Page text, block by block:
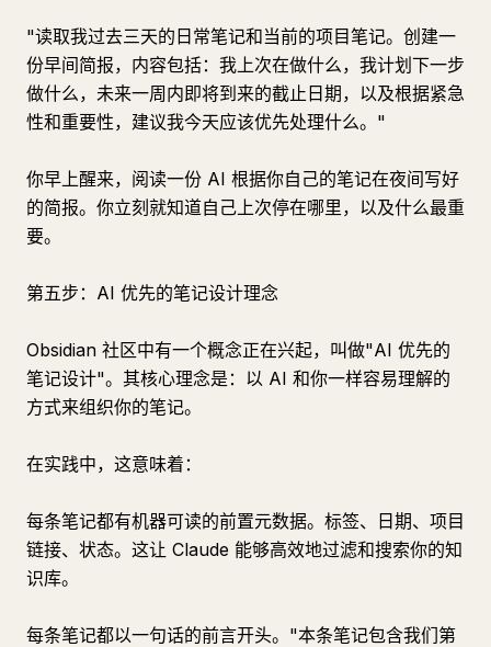
"读取我过去三天的日常笔记和当前的项目笔记。创建一
份早间简报，内容包括：我上次在做什么，我计划下一步
做什么，未来一周内即将到来的截止日期，以及根据紧急
性和重要性，建议我今天应该优先处理什么。"
你早上醒来，阅读一份 AI 根据你自己的笔记在夜间写好
的简报。你立刻就知道自己上次停在哪里，以及什么最重
要。
第五步：AI 优先的笔记设计理念
Obsidian 社区中有一个概念正在兴起，叫做"AI 优先的
笔记设计"。其核心理念是：以 AI 和你一样容易理解的
方式来组织你的笔记。
在实践中，这意味着：
每条笔记都有机器可读的前置元数据。标签、日期、项目
链接、状态。这让 Claude 能够高效地过滤和搜索你的知
识库。
每条笔记都以一句话的前言开头。"本条笔记包含我们第